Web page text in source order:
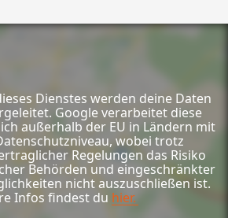
Dienstes werden deine Daten
Google verarbeitet diese
außerhalb der EU in Ländern mit
wobei trotz
Regelungen das Risiko
Behörden und eingeschränkter
nicht auszuschließen ist.
Infos findest du hier.